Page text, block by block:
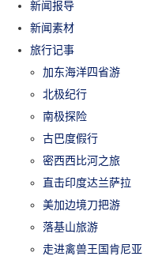
新闻报导
新闻素材
旅行记事
加东海洋四省游
北极纪行
南极探险
古巴度假行
密西西比河之旅
直击印度达兰萨拉
美加边境刀把游
落基山旅游
走进禽兽王国肯尼亚